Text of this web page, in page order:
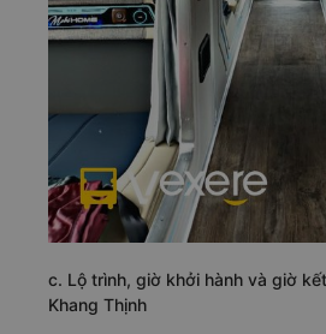
c. Lộ trình, giờ khởi hành và giờ
Khang Thịnh